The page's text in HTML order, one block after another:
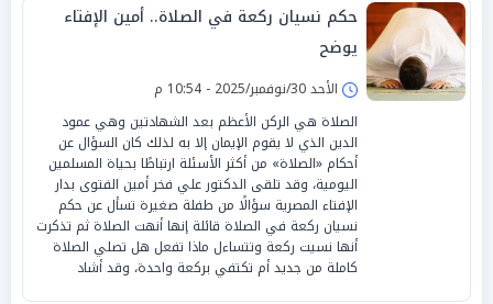
حكم نسيان ركعة في الصلاة.. أمين الإفتاء
يوضح
الأحد 30/نوفمبر/2025 - 10:54 م
الصلاة هي الركن الأعظم بعد الشهادتين وهي عمود
الدين الذي لا يقوم الإيمان إلا به لذلك كان السؤال عن
أحكام «الصلاة» من أكثر الأسئلة ارتباطًا بحياة المسلمين
اليومية، وقد تلقى الدكتور علي فخر أمين الفتوى بدار
الإفتاء المصرية سؤالًا من طفلة صغيرة تسأل عن حكم
نسيان ركعة في الصلاة قائلة إنها أنهت الصلاة ثم تذكرت
أنها نسيت ركعة وتتساءل ماذا تفعل هل تصلي الصلاة
كاملة من جديد أم تكتفي بركعة واحدة، وقد أشاد